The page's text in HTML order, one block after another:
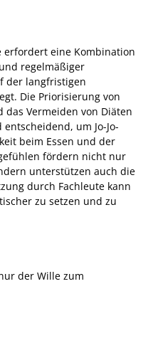
erfordert eine Kombination
regelmäßiger
der langfristigen
Die Priorisierung von
Vermeiden von Diäten
um Jo-Jo-
beim Essen und der
fördern nicht nur
unterstützen auch die
durch Fachleute kann
zu setzen und zu
der Wille zum